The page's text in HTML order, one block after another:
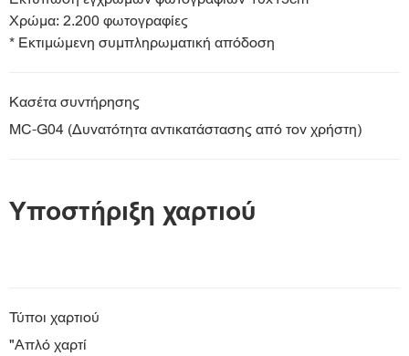
Χρώμα: 2.200 φωτογραφίες
* Εκτιμώμενη συμπληρωματική απόδοση
Κασέτα συντήρησης
MC-G04 (Δυνατότητα αντικατάστασης από τον χρήστη)
Υποστήριξη χαρτιού
Τύποι χαρτιού
"Απλό χαρτί